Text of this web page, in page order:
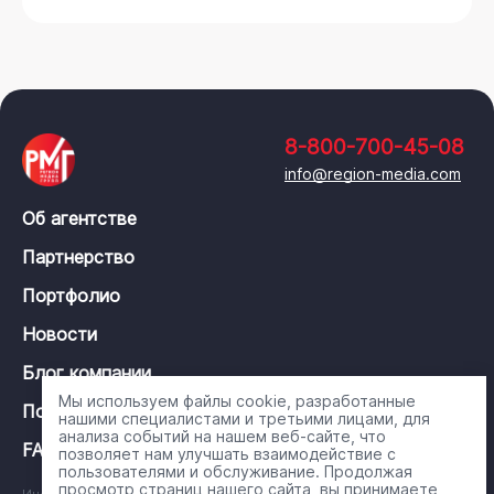
8-800-700-45-08
info@region-media.com
Об агентстве
Партнерство
Портфолио
Новости
Блог компании
Политика конфиденциальности
FAQ
Мы используем файлы cookie, разработанные
нашими специалистами и третьими лицами, для
анализа событий на нашем веб-сайте, что
позволяет нам улучшать взаимодействие с
пользователями и обслуживание. Продолжая
просмотр страниц нашего сайта, вы принимаете